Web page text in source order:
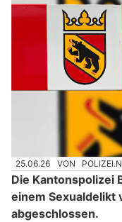
25.06.26 VON
Die Kantonspolizei
einem Sexualdelikt
abgeschlossen.